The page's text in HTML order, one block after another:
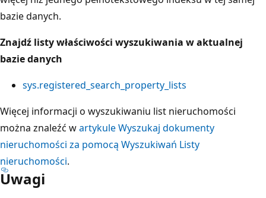
bazie danych.
Znajdź listy właściwości wyszukiwania w aktualnej
bazie danych
sys.registered_search_property_lists
Więcej informacji o wyszukiwaniu list nieruchomości
można znaleźć wartykule Wyszukaj dokumenty
nieruchomości za pomocą Wyszukiwań Listy
nieruchomości.
Uwagi